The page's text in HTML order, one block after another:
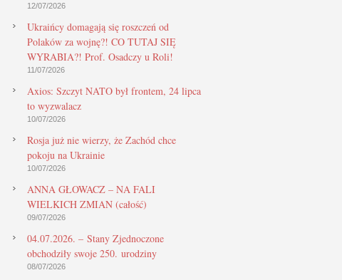
12/07/2026
Ukraińcy domagają się roszczeń od
Polaków za wojnę?! CO TUTAJ SIĘ
WYRABIA?! Prof. Osadczy u Roli!
11/07/2026
Axios: Szczyt NATO był frontem, 24 lipca
to wyzwalacz
10/07/2026
Rosja już nie wierzy, że Zachód chce
pokoju na Ukrainie
10/07/2026
ANNA GŁOWACZ – NA FALI
WIELKICH ZMIAN (całość)
09/07/2026
04.07.2026. – Stany Zjednoczone
obchodziły swoje 250. urodziny
08/07/2026